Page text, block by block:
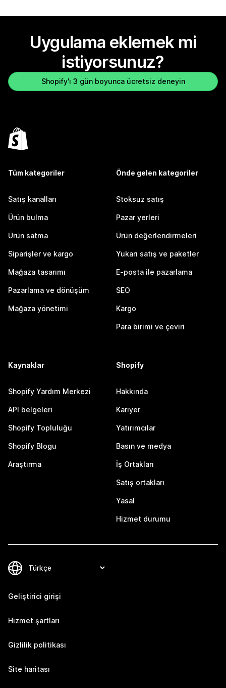
Uygulama eklemek mi
istiyorsunuz?
Shopify'ı 3 gün boyunca ücretsiz deneyin
Tüm kategoriler
Satış kanalları
Ürün bulma
Ürün satma
Siparişler ve kargo
Mağaza tasarımı
Pazarlama ve dönüşüm
Mağaza yönetimi
Önde gelen kategoriler
Stoksuz satış
Pazar yerleri
Ürün değerlendirmeleri
Yukarı satış ve paketler
E-posta ile pazarlama
SEO
Kargo
Para birimi ve çeviri
Kaynaklar
Shopify Yardım Merkezi
API belgeleri
Shopify Topluluğu
Shopify Blogu
Araştırma
Shopify
Hakkında
Kariyer
Yatırımcılar
Basın ve medya
İş Ortakları
Satış ortakları
Yasal
Hizmet durumu
Geliştirici girişi
Hizmet şartları
Gizlilik politikası
Site haritası